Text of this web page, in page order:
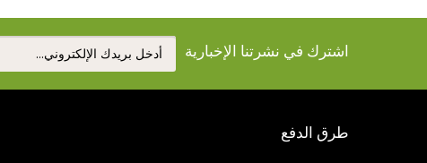
اشترك في نشرتنا الإخبارية
طرق الدفع